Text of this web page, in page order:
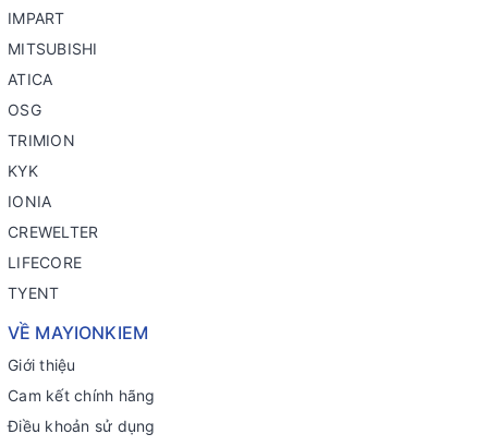
IMPART
MITSUBISHI
ATICA
OSG
TRIMION
KYK
IONIA
CREWELTER
LIFECORE
TYENT
VỀ MAYIONKIEM
Giới thiệu
Cam kết chính hãng
Điều khoản sử dụng